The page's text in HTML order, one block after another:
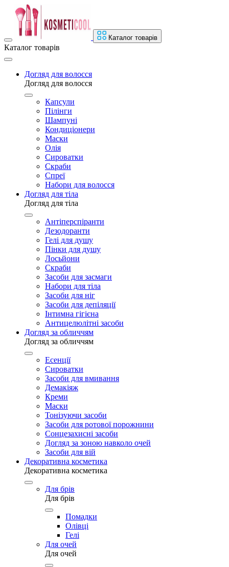
Каталог товарів
Каталог товарів
Догляд для волосся
Догляд для волосся
Капсули
Пілінги
Шампуні
Кондиціонери
Маски
Олія
Сироватки
Скраби
Спреї
Набори для волосся
Догляд для тіла
Догляд для тіла
Антіперспіранти
Дезодоранти
Гелі для душу
Пінки для душу
Лосьйони
Скраби
Засоби для засмаги
Набори для тіла
Засоби для ніг
Засоби для депіляції
Інтимна гігієна
Антицелюлітні засоби
Догляд за обличчям
Догляд за обличчям
Есенції
Сироватки
Засоби для вмивання
Демакіяж
Креми
Маски
Тонізуючи засоби
Засоби для ротової порожнини
Сонцезахисні засоби
Догляд за зоною навколо очей
Засоби для вій
Декоративна косметика
Декоративна косметика
Для брів
Для брів
Помадки
Олівці
Гелі
Для очей
Для очей